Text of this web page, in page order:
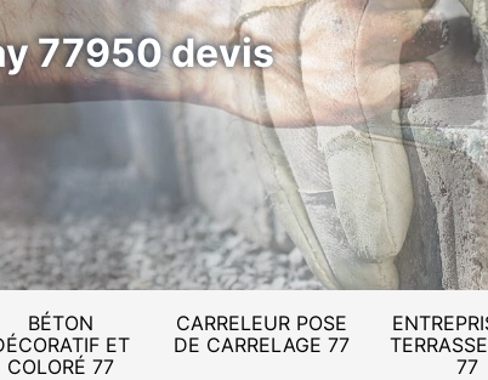
77950 devis
BÉTON
ET
COLORÉ 77
CARRELEUR POSE
DE CARRELAGE 77
77